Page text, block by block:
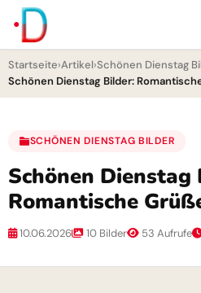
Startseite›Artikel›Schönen Dienstag
Schönen Dienstag Bilder:
SCHÖNEN DIENSTAG BILDER
Schönen Dienstag
Romantische
10.06.2026 10 Bilder 53 Aufrufe